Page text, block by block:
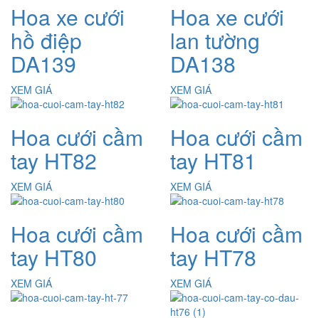
Hoa xe cưới
hồ điệp
DA139
XEM GIÁ
Hoa xe cưới
lan tường
DA138
XEM GIÁ
Hoa cưới cầm
tay HT82
XEM GIÁ
Hoa cưới cầm
tay HT81
XEM GIÁ
Hoa cưới cầm
tay HT80
XEM GIÁ
Hoa cưới cầm
tay HT78
XEM GIÁ